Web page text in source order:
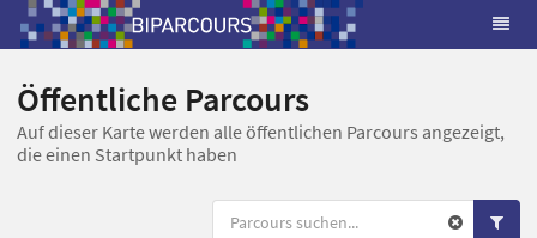
Öffentliche Parcours
Auf dieser Karte werden alle öffentlichen Parcours angezeigt,
die einen Startpunkt haben